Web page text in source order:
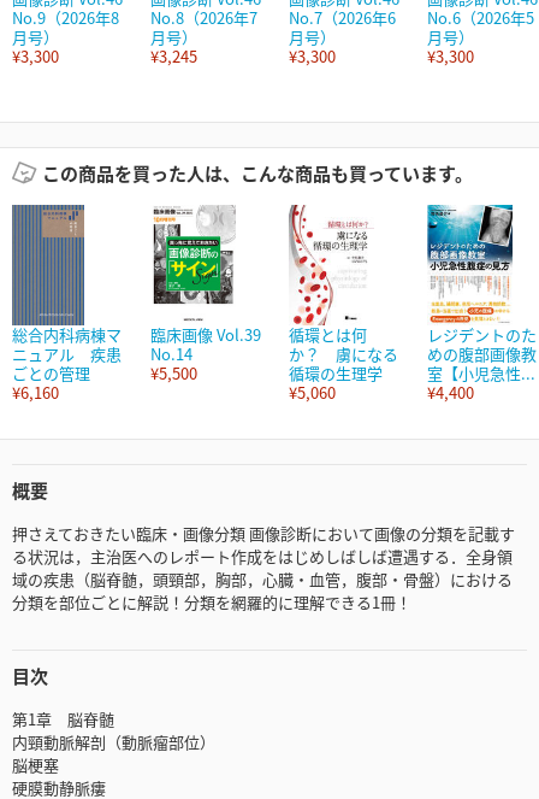
No.9（2026年8
月号）
¥3,300
No.8（2026年7
月号）
¥3,245
No.7（2026年6
月号）
¥3,300
No.6（2026年5
月号）
¥3,300
この商品を買った人は、こんな商品も買っています。
総合内科病棟マ
ニュアル 疾患
ごとの管理
¥6,160
臨床画像 Vol.39
No.14
¥5,500
循環とは何
か？ 虜になる
循環の生理学
¥5,060
レジデントのた
めの腹部画像教
室【小児急性...
¥4,400
概要
押さえておきたい臨床・画像分類 画像診断において画像の分類を記載す
る状況は，主治医へのレポート作成をはじめしばしば遭遇する．全身領
域の疾患（脳脊髄，頭頸部，胸部，心臓・血管，腹部・骨盤）における
分類を部位ごとに解説！分類を網羅的に理解できる1冊！
目次
第1章 脳脊髄
内頸動脈解剖（動脈瘤部位）
脳梗塞
硬膜動静脈瘻